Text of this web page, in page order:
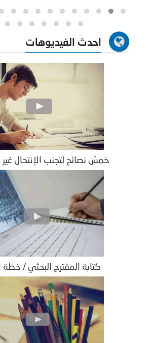
احدث الفيديوهات
خمسُ نصائح لتجنب الإنتحال
كتابة المقترح البحثي / خطة